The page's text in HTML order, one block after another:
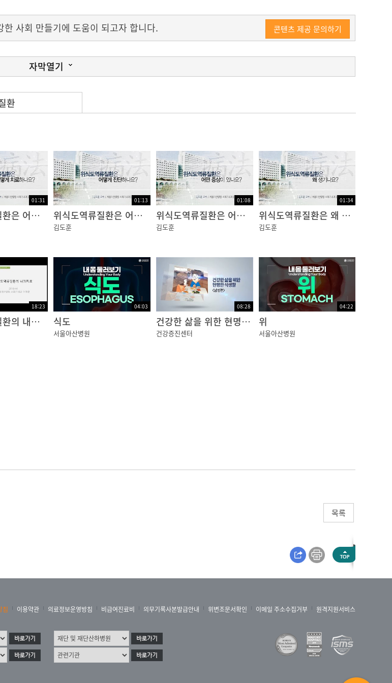
한 사회 만들기에 도움이 되고자 합니다. 콘텐츠 제공 문의하기
자막열기
리고, 위장이 음식을 소화할 때는 닫혀서 위장 속의 내용물이 식도로 올라오는 것을 막
포함한 위 내용물이 식도로 올라오게 되는 역류가 생겨서 식도 부위, 즉 앞가슴이 불
환
01:31
위식도역류질환은 어떻게 치료하나요?
01:13
위식도역류질환은 어떻게 진단하나요?
김도훈
01:08
위식도역류질환은 어떤 증상이 있나요?
김도훈
01:34
위식도역류질환은 왜 생기나요?
김도훈
18:23
위식도역류질환의 내과치료
04:03
식도
서울아산병원
08:28
건강한 삶을 위한 현명한 식생활 남성편
건강증진센터
04:22
위
서울아산병원
목록
침 이용약관 의료정보운영방침 비급여진료비 의무기록사본발급안내 위변조문서확인 이메일 주소수집거부 원격지원서비스